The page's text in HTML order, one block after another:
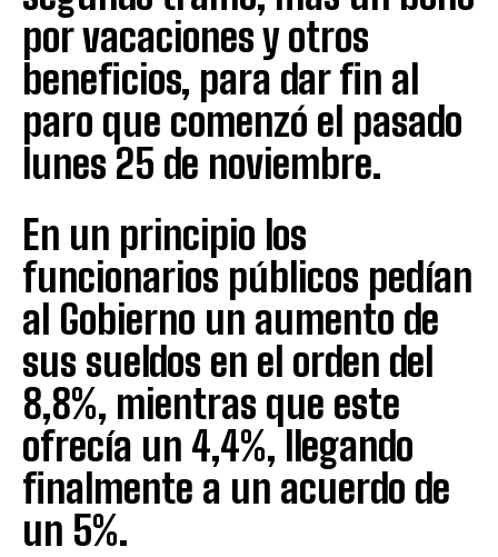
por vacaciones y otros
beneficios, para dar fin al
paro que comenzó el pasado
lunes 25 de noviembre.
En un principio los
funcionarios públicos pedían
al Gobierno un aumento de
sus sueldos en el orden del
8,8%, mientras que este
ofrecía un 4,4%, llegando
finalmente a un acuerdo de
un 5%.